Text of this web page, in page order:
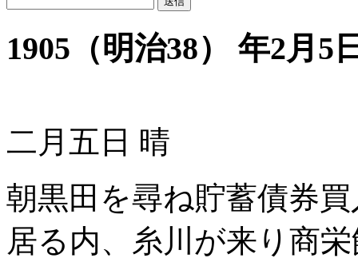
1905（明治38） 年2月5
二月五日 晴
朝黒田を尋ね貯蓄債券
居る内、糸川が来り商